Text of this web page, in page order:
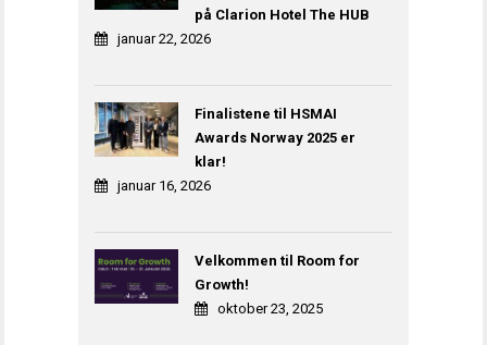
på Clarion Hotel The HUB
januar 22, 2026
Finalistene til HSMAI
Awards Norway 2025 er
klar!
januar 16, 2026
Velkommen til Room for
Growth!
oktober 23, 2025